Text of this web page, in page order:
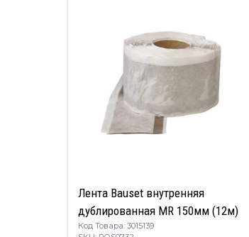
Лента Bauset внутренняя
дублированная MR 150мм (12м)
Код Товара: 3015139